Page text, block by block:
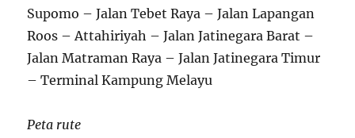
Supomo – Jalan Tebet Raya – Jalan Lapangan
Roos – Attahiriyah – Jalan Jatinegara Barat –
Jalan Matraman Raya – Jalan Jatinegara Timur
– Terminal Kampung Melayu
Peta rute